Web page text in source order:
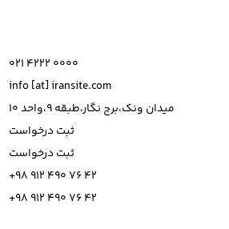
021 4222 0000
info [at] iransite.com
میدان ونک،برج نگار،طبقه 9،واحد 10
ثبت درخواست
ثبت درخواست
+98 912 490 76 42
+98 912 490 76 42